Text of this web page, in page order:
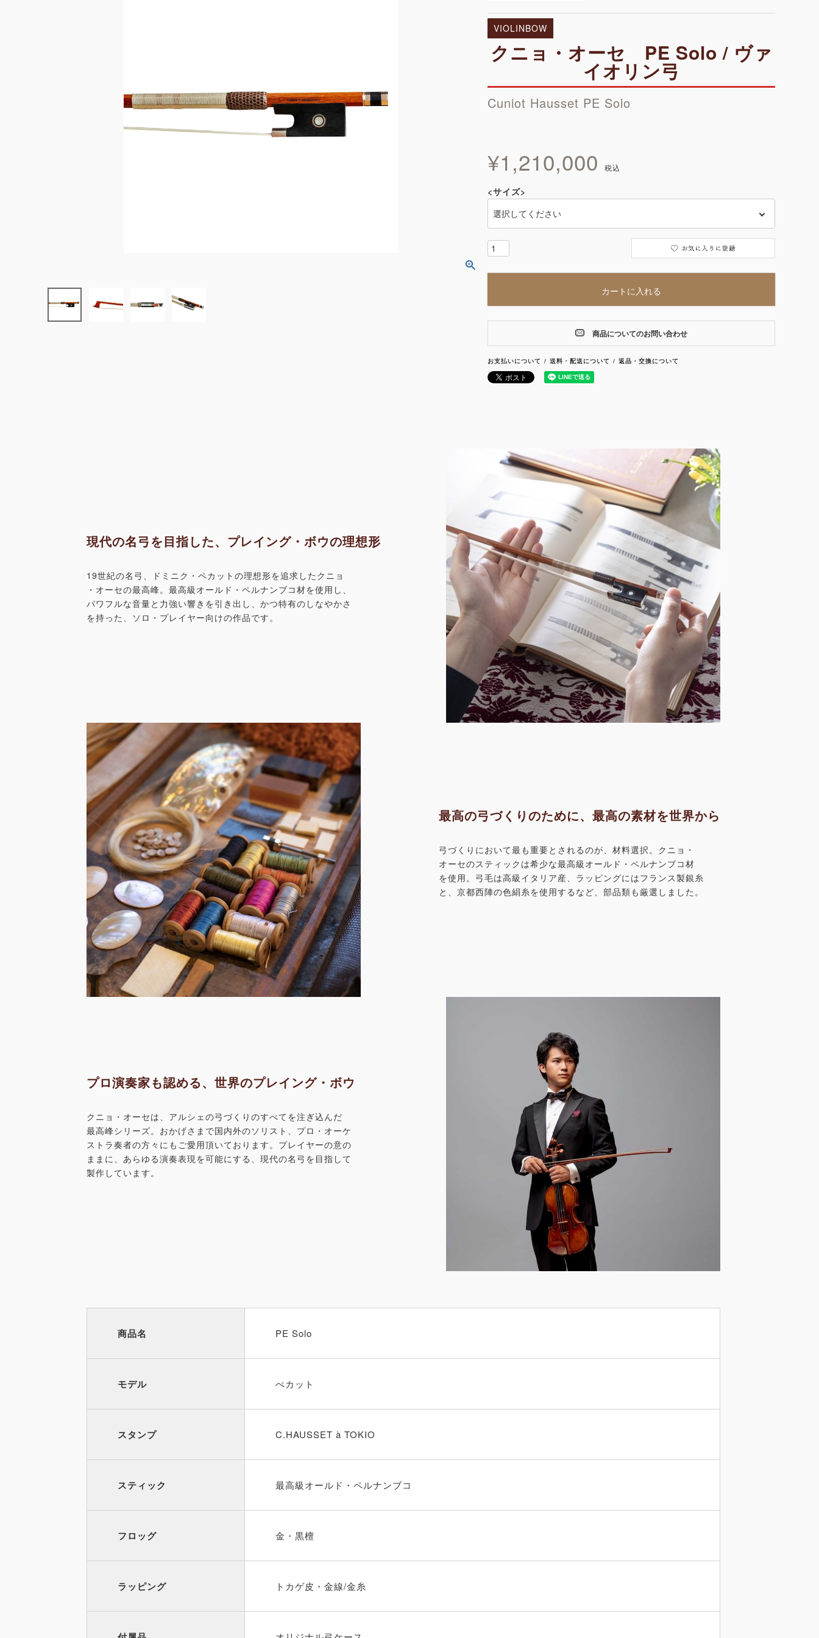
VIOLINBOW
クニョ・オーセ PE Solo / ヴァ
イオリン弓
Cuniot Hausset PE Solo
¥1,210,000 税込
<サイズ>
カートに入れる
商品についてのお問い合わせ
お支払いについて 送料・配送について 返品・交換について
現代の名弓を目指した、プレイング・ボウの理想形
19世紀の名弓、ドミニク・ペカットの理想形を追求したクニョ
・オーセの最高峰。最高級オールド・ペルナンブコ材を使用し、
パワフルな音量と力強い響きを引き出し、かつ特有のしなやかさ
を持った、ソロ・プレイヤー向けの作品です。
最高の弓づくりのために、最高の素材を世界から
弓づくりにおいて最も重要とされるのが、材料選択。クニョ・
オーセのスティックは希少な最高級オールド・ペルナンブコ材
を使用。弓毛は高級イタリア産、ラッピングにはフランス製銀糸
と、京都西陣の色絹糸を使用するなど、部品類も厳選しました。
プロ演奏家も認める、世界のプレイング・ボウ
クニョ・オーセは、アルシェの弓づくりのすべてを注ぎ込んだ
最高峰シリーズ。おかげさまで国内外のソリスト、プロ・オーケ
ストラ奏者の方々にもご愛用頂いております。プレイヤーの意の
ままに、あらゆる演奏表現を可能にする、現代の名弓を目指して
製作しています。
商品名 PE Solo
モデル ぺカット
スタンプ C.HAUSSET à TOKIO
スティック 最高級オールド・ペルナンブコ
フロッグ 金・黒檀
ラッピング トカゲ皮・金線/金糸